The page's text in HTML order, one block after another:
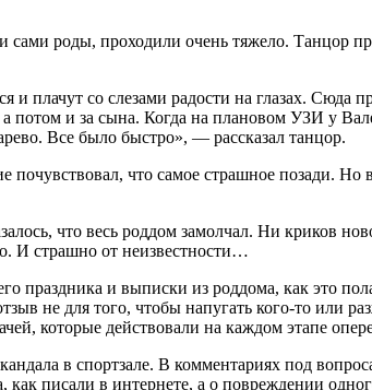
роды, проходили очень тяжело. Танцор
плачут со слезами радости на глазах.
потом и за сына. Когда на плановом УЗИ у
Все было быстро», — рассказал танцор.
почувствовал, что самое страшное позади.
что весь роддом замолчал. Ни
И страшно от неизвестности…
и выписки из роддома, как это
не для того, чтобы напугать кого-то или
которые действовали на каждом этапе
в спортзале. В комментариях под
писали в интернете, а о повреждении